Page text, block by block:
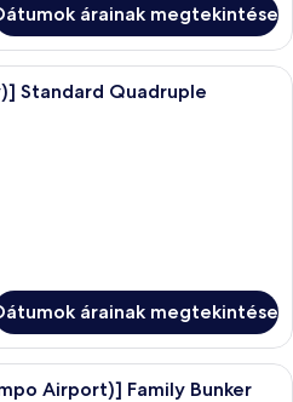
árainak megtekintése
Prémium ágynemű, széf a szobában,
Standard Quadruple
árainak megtekintése
Prémium ágynemű, széf a szobában,
Airport)] Family Bunker